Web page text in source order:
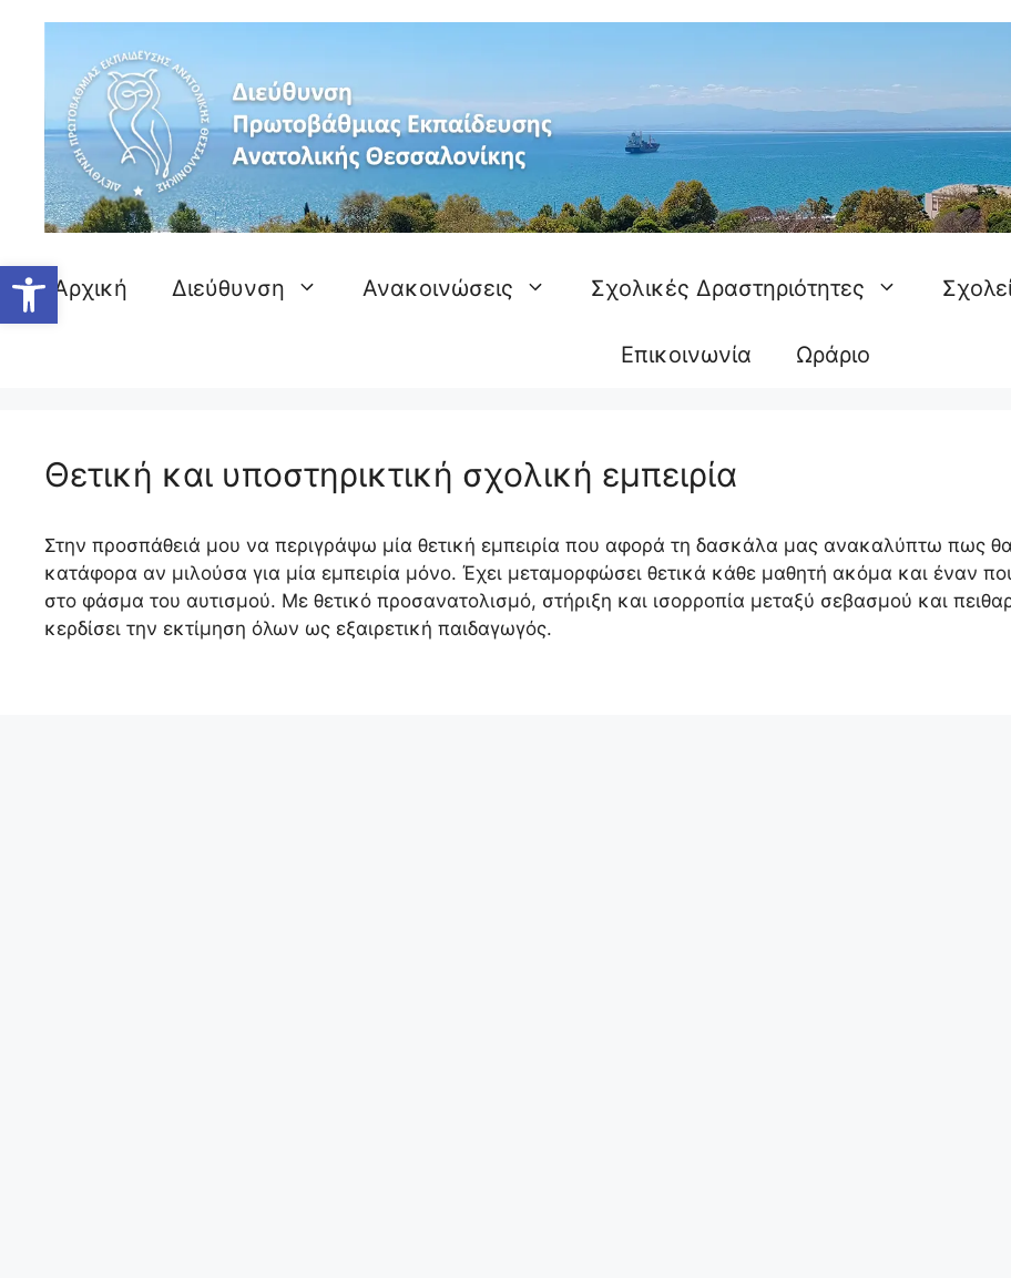
Ανοίξτε τη γραμμή εργαλείων
περιεχόμενο
Αρχική Διεύθυνση Ανακοινώσεις Σχολικές Δραστηριότητες
Επικοινωνία Ωράριο
Θετική και υποστηρικτική σχολική εμπειρία
Στην προσπάθειά μου να περιγράψω μία θετική εμπειρία που αφορά τη δασκάλα μας ανακαλύπτω πως
κατάφορα αν μιλούσα για μία εμπειρία μόνο. Έχει μεταμορφώσει θετικά κάθε μαθητή ακόμα και έναν
στο φάσμα του αυτισμού. Με θετικό προσανατολισμό, στήριξη και ισορροπία μεταξύ σεβασμού και
κερδίσει την εκτίμηση όλων ως εξαιρετική παιδαγωγός.